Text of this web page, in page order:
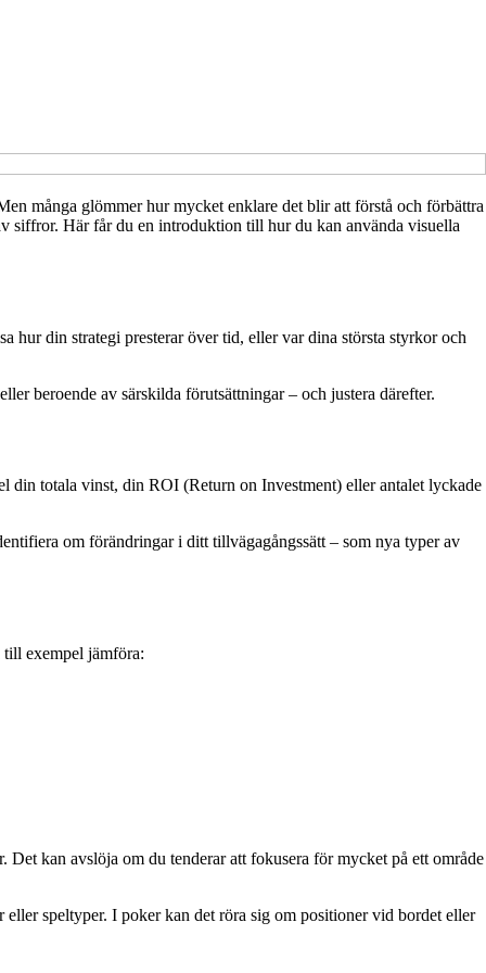
många glömmer hur mycket enklare det blir att förstå och förbättra
siffror. Här får du en introduktion till hur du kan använda visuella
hur din strategi presterar över tid, eller var dina största styrkor och
beroende av särskilda förutsättningar – och justera därefter.
din totala vinst, din ROI (Return on Investment) eller antalet lyckade
om förändringar i ditt tillvägagångssätt – som nya typer av
exempel jämföra:
kan avslöja om du tenderar att fokusera för mycket på ett område
speltyper. I poker kan det röra sig om positioner vid bordet eller